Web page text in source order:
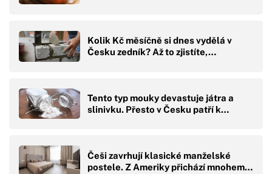
Kolik Kč měsíčně si dnes vydělá v
Česku zedník? Až to zjistíte,…
Tento typ mouky devastuje játra a
slinivku. Přesto v Česku patří k…
Češi zavrhují klasické manželské
postele. Z Ameriky přichází mnohem…